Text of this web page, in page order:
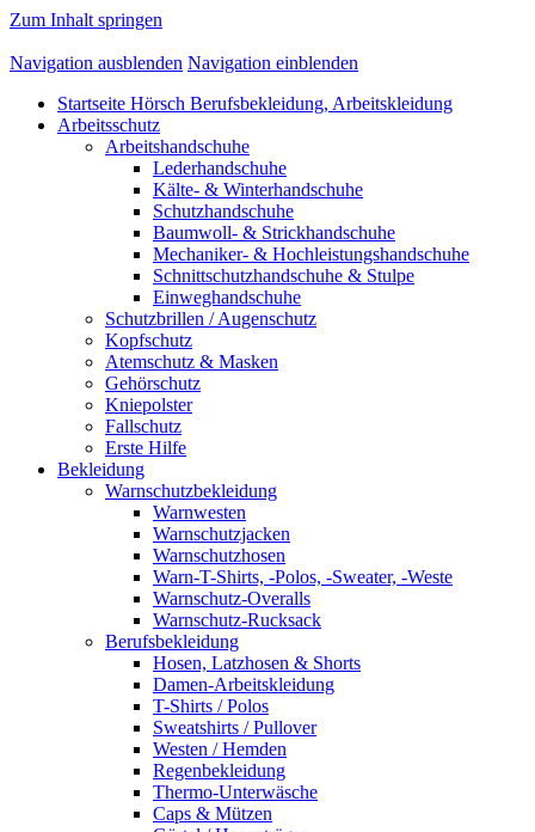
Zum Inhalt springen
Navigation ausblenden Navigation einblenden
Startseite Hörsch Berufsbekleidung, Arbeitskleidung
Arbeitsschutz
Arbeitshandschuhe
Lederhandschuhe
Kälte- & Winterhandschuhe
Schutzhandschuhe
Baumwoll- & Strickhandschuhe
Mechaniker- & Hochleistungshandschuhe
Schnittschutzhandschuhe & Stulpe
Einweghandschuhe
Schutzbrillen / Augenschutz
Kopfschutz
Atemschutz & Masken
Gehörschutz
Kniepolster
Fallschutz
Erste Hilfe
Bekleidung
Warnschutzbekleidung
Warnwesten
Warnschutzjacken
Warnschutzhosen
Warn-T-Shirts, -Polos, -Sweater, -Weste
Warnschutz-Overalls
Warnschutz-Rucksack
Berufsbekleidung
Hosen, Latzhosen & Shorts
Damen-Arbeitskleidung
T-Shirts / Polos
Sweatshirts / Pullover
Westen / Hemden
Regenbekleidung
Thermo-Unterwäsche
Caps & Mützen